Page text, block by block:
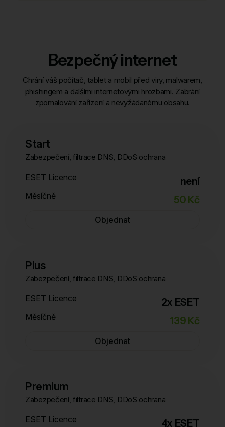
Bezpečný internet
Chrání váš počítač, tablet a mobil před viry, malwarem,
phishingem a dalšími internetovými hrozbami. Zabrání
zpomalování zařízení a nevyžádanému obsahu.
Start
Zabezpečení, filtrace DNS, DDoS ochrana
ESET Licence není
Měsíčně 50 Kč
Objednat
Plus
Zabezpečení, filtrace DNS, DDoS ochrana
ESET Licence 2x ESET
Měsíčně 139 Kč
Objednat
Premium
Zabezpečení, filtrace DNS, DDoS ochrana
ESET Licence 4x ESET